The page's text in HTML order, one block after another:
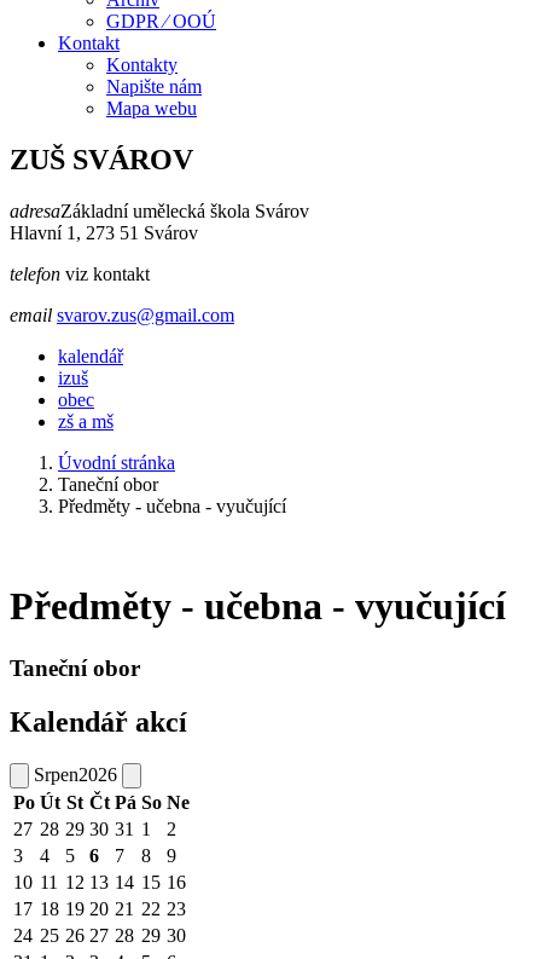
GDPR ⁄ OOÚ
Kontakt
Kontakty
Napište nám
Mapa webu
ZUŠ SVÁROV
adresaZákladní umělecká škola Svárov
Hlavní 1, 273 51 Svárov
telefon viz kontakt
email svarov.zus@gmail.com
kalendář
izuš
obec
zš a mš
Úvodní stránka
Taneční obor
Předměty - učebna - vyučující
Předměty - učebna - vyučující
Taneční obor
Kalendář akcí
Srpen2026
Po Út St Čt Pá So Ne
27 28 29 30 31 1
2
3
4 5 6 7 8
9
10 11 12 13 14 15 16
17 18 19 20 21 22 23
24 25 26 27 28 29 30